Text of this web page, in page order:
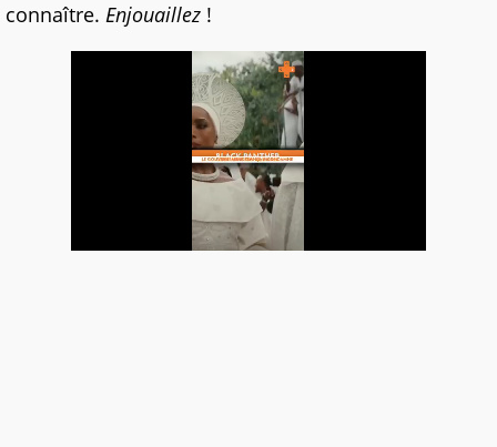
connaître. Enjouaillez !